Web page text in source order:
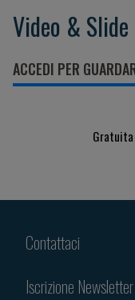
Video & Slide
ACCEDI PER
Contattaci
Iscrizione Newsletter